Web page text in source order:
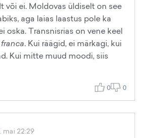
või ei. Moldovas üldiselt on see
aga laias laastus pole ka
oska. Transnisrias on vene keel
. Kui räägid, ei märkagi, kui
Kui mitte muud moodi, siis
0 0
mai 22:29